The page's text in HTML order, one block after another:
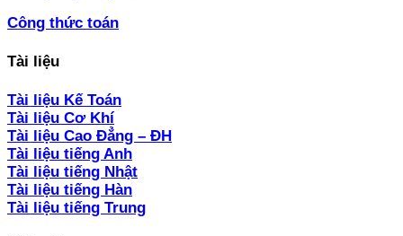
Công thức toán
Tài liệu
Tài liệu Kế Toán
Tài liệu Cơ Khí
Tài liệu Cao Đẳng – ĐH
Tài liệu tiếng Anh
Tài liệu tiếng Nhật
Tài liệu tiếng Hàn
Tài liệu tiếng Trung